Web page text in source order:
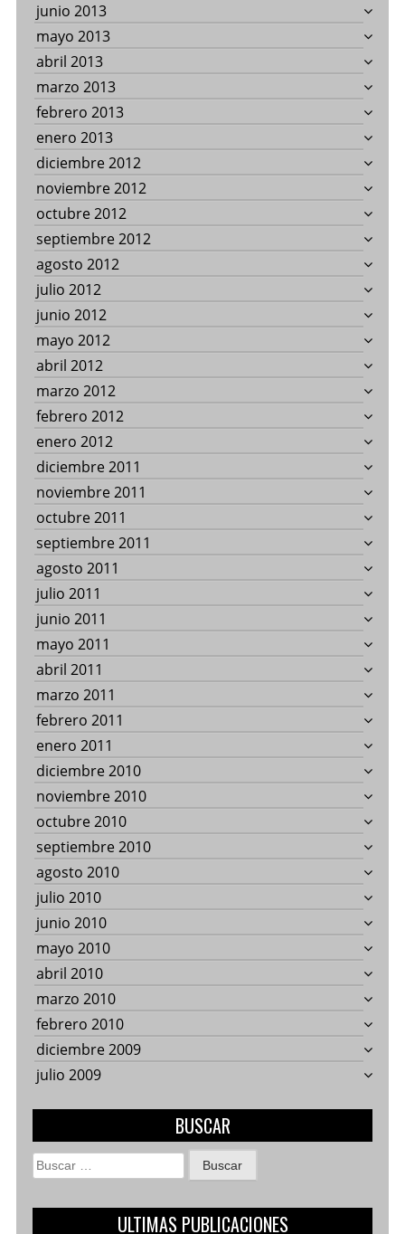
junio 2013
mayo 2013
abril 2013
marzo 2013
febrero 2013
enero 2013
diciembre 2012
noviembre 2012
octubre 2012
septiembre 2012
agosto 2012
julio 2012
junio 2012
mayo 2012
abril 2012
marzo 2012
febrero 2012
enero 2012
diciembre 2011
noviembre 2011
octubre 2011
septiembre 2011
agosto 2011
julio 2011
junio 2011
mayo 2011
abril 2011
marzo 2011
febrero 2011
enero 2011
diciembre 2010
noviembre 2010
octubre 2010
septiembre 2010
agosto 2010
julio 2010
junio 2010
mayo 2010
abril 2010
marzo 2010
febrero 2010
diciembre 2009
julio 2009
BUSCAR
Buscar:
ULTIMAS PUBLICACIONES